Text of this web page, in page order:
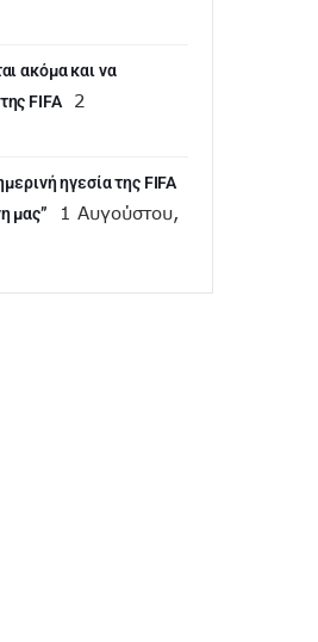
ακόμα και να
FIFA
2
ηγεσία της FIFA
μας”
1 Αυγούστου,